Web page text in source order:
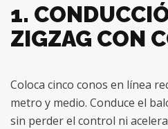
1.
ZIGZAG CON
Coloca cinco conos en línea
metro y medio. Conduce el
sin perder el control ni